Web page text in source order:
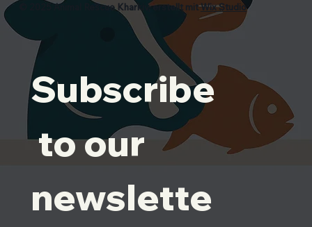
Subscribe
to our
newslette
© 2025 Animal Rescue Kharkiv, erstellt mitWix Studio